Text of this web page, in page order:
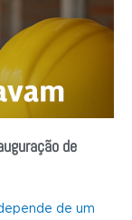
de
de um